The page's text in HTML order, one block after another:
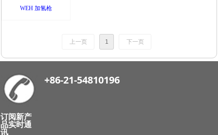
WEH 加氢枪
上一页 1 下一页
+86-21-54810196
订阅新产
品实时通
讯